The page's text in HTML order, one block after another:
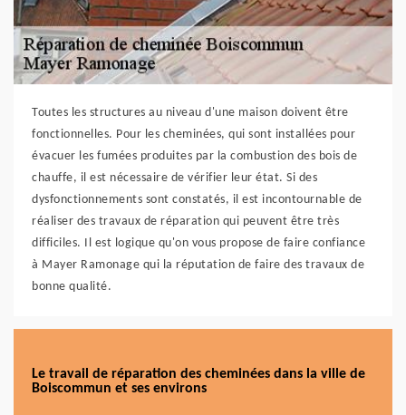
Toutes les structures au niveau d'une maison doivent être
fonctionnelles. Pour les cheminées, qui sont installées pour
évacuer les fumées produites par la combustion des bois de
chauffe, il est nécessaire de vérifier leur état. Si des
dysfonctionnements sont constatés, il est incontournable de
réaliser des travaux de réparation qui peuvent être très
difficiles. Il est logique qu'on vous propose de faire confiance
à Mayer Ramonage qui la réputation de faire des travaux de
bonne qualité.
Le travail de réparation des cheminées dans la ville de
Boiscommun et ses environs